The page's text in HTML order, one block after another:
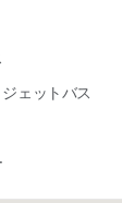
ェットバス